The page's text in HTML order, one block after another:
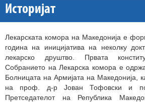
Историјат
Лекарската комора на Македонија е
година на иницијатива на неколку
лекарско друштво. Првата
Собранието на Лекарска комора е
Болницата на Армијата на Македонија,
на проф. д-р Јован Тофовски и
Претседателот на Република